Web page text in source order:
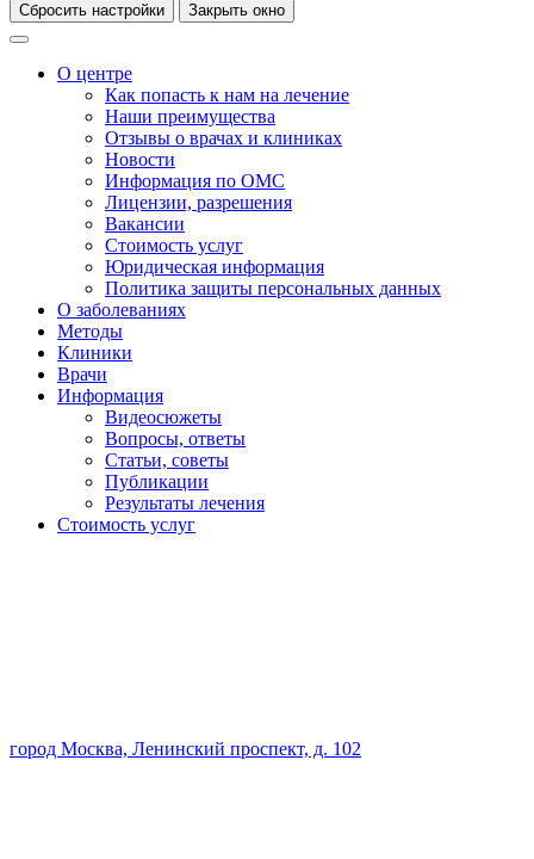
Сбросить настройки Закрыть окно
О центре
Как попасть к нам на лечение
Наши преимущества
Отзывы о врачах и клиниках
Новости
Информация по ОМС
Лицензии, разрешения
Вакансии
Стоимость услуг
Юридическая информация
Политика защиты персональных данных
О заболеваниях
Методы
Клиники
Врачи
Информация
Видеосюжеты
Вопросы, ответы
Статьи, советы
Публикации
Результаты лечения
Стоимость услуг
город Москва, Ленинский проспект, д. 102